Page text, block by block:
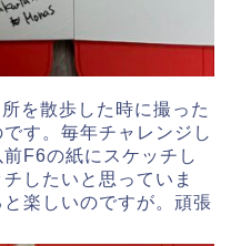
を散歩した時に撮った
す。毎年チャレンジし
F6の紙にスケッチし
したいと思っていま
楽しいのですが。頑張